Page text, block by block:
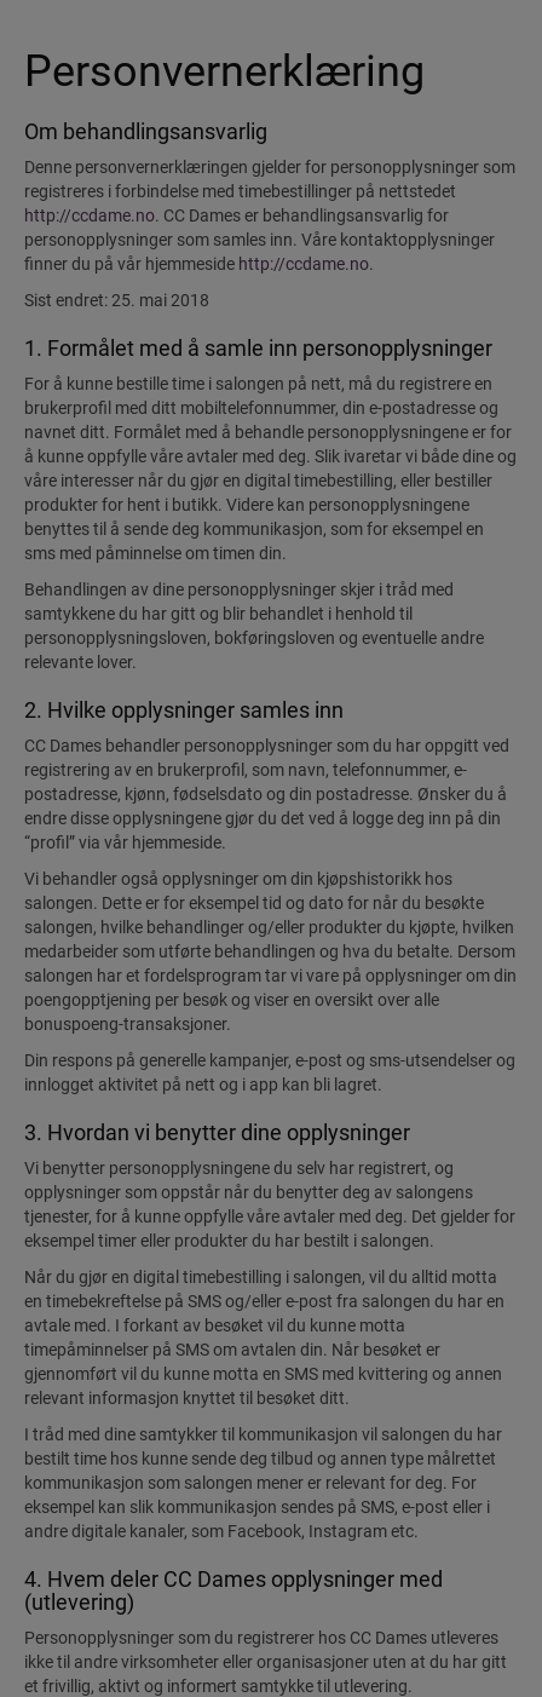
Personvernerklæring
Om behandlingsansvarlig
Denne personvernerklæringen gjelder for personopplysninger som
registreres i forbindelse med timebestillinger på nettstedet
http://ccdame.no. CC Dames er behandlingsansvarlig for
personopplysninger som samles inn. Våre kontaktopplysninger
finner du på vår hjemmeside http://ccdame.no.
Sist endret: 25. mai 2018
1. Formålet med å samle inn personopplysninger
For å kunne bestille time i salongen på nett, må du registrere en
brukerprofil med ditt mobiltelefonnummer, din e-postadresse og
navnet ditt. Formålet med å behandle personopplysningene er for
å kunne oppfylle våre avtaler med deg. Slik ivaretar vi både dine og
våre interesser når du gjør en digital timebestilling, eller bestiller
produkter for hent i butikk. Videre kan personopplysningene
benyttes til å sende deg kommunikasjon, som for eksempel en
sms med påminnelse om timen din.
Behandlingen av dine personopplysninger skjer i tråd med
samtykkene du har gitt og blir behandlet i henhold til
personopplysningsloven, bokføringsloven og eventuelle andre
relevante lover.
2. Hvilke opplysninger samles inn
CC Dames behandler personopplysninger som du har oppgitt ved
registrering av en brukerprofil, som navn, telefonnummer, e-
postadresse, kjønn, fødselsdato og din postadresse. Ønsker du å
endre disse opplysningene gjør du det ved å logge deg inn på din
“profil” via vår hjemmeside.
Vi behandler også opplysninger om din kjøpshistorikk hos
salongen. Dette er for eksempel tid og dato for når du besøkte
salongen, hvilke behandlinger og/eller produkter du kjøpte, hvilken
medarbeider som utførte behandlingen og hva du betalte. Dersom
salongen har et fordelsprogram tar vi vare på opplysninger om din
poengopptjening per besøk og viser en oversikt over alle
bonuspoeng-transaksjoner.
Din respons på generelle kampanjer, e-post og sms-utsendelser og
innlogget aktivitet på nett og i app kan bli lagret.
3. Hvordan vi benytter dine opplysninger
Vi benytter personopplysningene du selv har registrert, og
opplysninger som oppstår når du benytter deg av salongens
tjenester, for å kunne oppfylle våre avtaler med deg. Det gjelder for
eksempel timer eller produkter du har bestilt i salongen.
Når du gjør en digital timebestilling i salongen, vil du alltid motta
en timebekreftelse på SMS og/eller e-post fra salongen du har en
avtale med. I forkant av besøket vil du kunne motta
timepåminnelser på SMS om avtalen din. Når besøket er
gjennomført vil du kunne motta en SMS med kvittering og annen
relevant informasjon knyttet til besøket ditt.
I tråd med dine samtykker til kommunikasjon vil salongen du har
bestilt time hos kunne sende deg tilbud og annen type målrettet
kommunikasjon som salongen mener er relevant for deg. For
eksempel kan slik kommunikasjon sendes på SMS, e-post eller i
andre digitale kanaler, som Facebook, Instagram etc.
4. Hvem deler CC Dames opplysninger med
(utlevering)
Personopplysninger som du registrerer hos CC Dames utleveres
ikke til andre virksomheter eller organisasjoner uten at du har gitt
et frivillig, aktivt og informert samtykke til utlevering.